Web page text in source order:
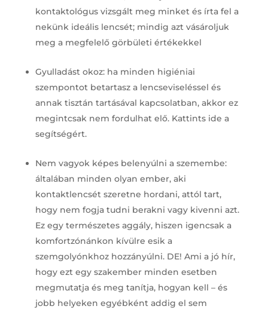
kontaktológus vizsgált meg minket és írta fel a
nekünk ideális lencsét; mindig azt vásároljuk
meg a megfelelő görbületi értékekkel
Gyulladást okoz: ha minden higiéniai
szempontot betartasz a lencseviseléssel és
annak tisztán tartásával kapcsolatban, akkor ez
megintcsak nem fordulhat elő. Kattints ide a
segítségért.
Nem vagyok képes belenyúlni a szemembe:
általában minden olyan ember, aki
kontaktlencsét szeretne hordani, attól tart,
hogy nem fogja tudni berakni vagy kivenni azt.
Ez egy természetes aggály, hiszen igencsak a
komfortzónánkon kívülre esik a
szemgolyónkhoz hozzányúlni. DE! Ami a jó hír,
hogy ezt egy szakember minden esetben
megmutatja és meg tanítja, hogyan kell – és
jobb helyeken egyébként addig el sem